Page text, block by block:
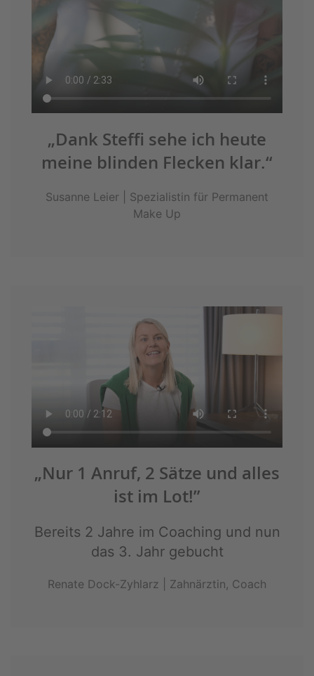
„Dank Steffi sehe ich heute
meine blinden Flecken klar.“
Susanne Leier | Spezialistin für Permanent
Make Up
„Nur 1 Anruf, 2 Sätze und alles
ist im Lot!”
Bereits 2 Jahre im Coaching und nun
das 3. Jahr gebucht
Renate Dock-Zyhlarz | Zahnärztin, Coach